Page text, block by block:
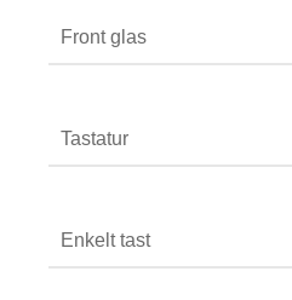
Front glas
Tastatur
Enkelt tast